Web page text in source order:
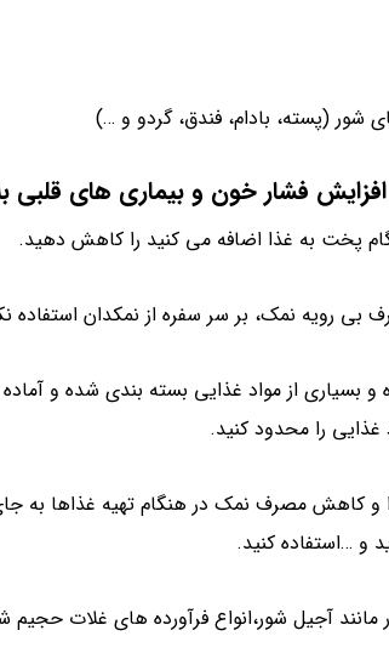
شور (پسته، بادام، فندق، گردو و …)
فشار خون و بیماری های قلبی
پخت به غذا اضافه می کنید را کاهش دهید.
بی رویه نمک، بر سر سفره از نمکدان استفاده
بسیاری از مواد غذایی بسته بندی شده و
را محدود کنید.
و کاهش مصرف نمک در هنگام تهیه غذاها به
و …استفاده کنید.
آجیل شور،انواع فرآورده های غلات